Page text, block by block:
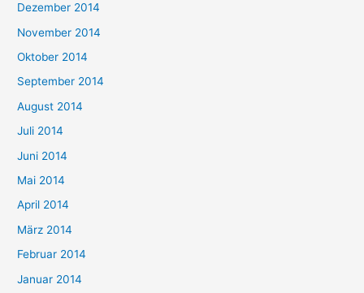
Dezember 2014
November 2014
Oktober 2014
September 2014
August 2014
Juli 2014
Juni 2014
Mai 2014
April 2014
März 2014
Februar 2014
Januar 2014